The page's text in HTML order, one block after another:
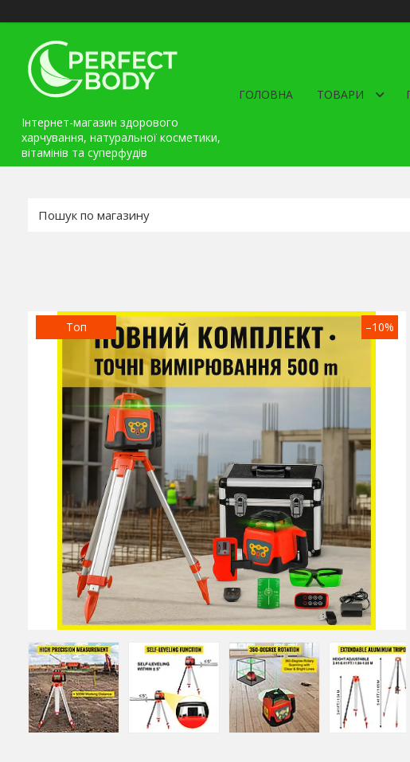
Інтернет-магазин здорового
харчування, натуральної косметики,
вітамінів та cуперфудів
ГОЛОВНА ТОВАРИ
Топ –10%